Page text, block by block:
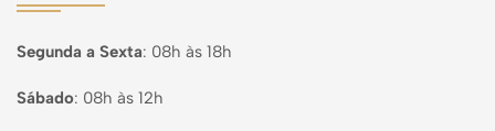
Segunda a Sexta: 08h às 18h
Sábado: 08h às 12h